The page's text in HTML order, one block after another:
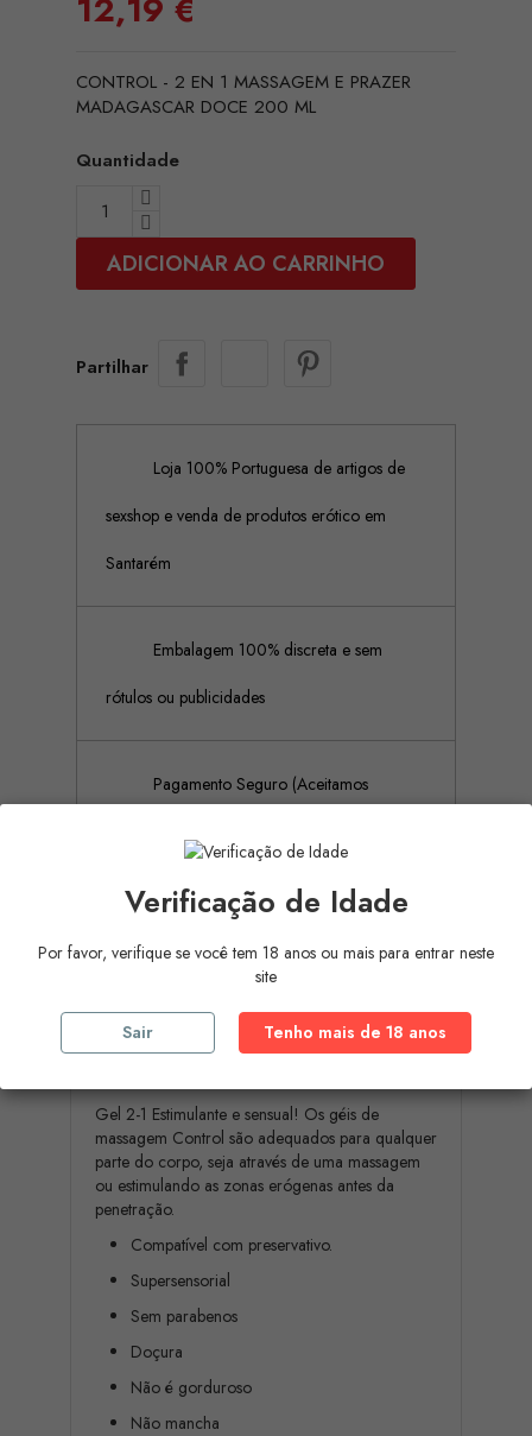
12,19 €
CONTROL - 2 EN 1 MASSAGEM E PRAZER
MADAGASCAR DOCE 200 ML
Quantidade
ADICIONAR AO CARRINHO
Partilhar
Loja 100% Portuguesa de artigos de
sexshop e venda de produtos erótico em
Santarém
Embalagem 100% discreta e sem
rótulos ou publicidades
Pagamento Seguro (Aceitamos
Detalhes do produto
Conheça os novos géis de massagem hidratantes
Gel 2-1 Estimulante e sensual! Os géis de
massagem Control são adequados para qualquer
parte do corpo, seja através de uma massagem
ou estimulando as zonas erógenas antes da
penetração.
Compatível com preservativo.
Supersensorial
Sem parabenos
Doçura
Não é gorduroso
Não mancha
Verificação de Idade
Por favor, verifique se você tem 18 anos ou mais para entrar neste
site
Sair Tenho mais de 18 anos